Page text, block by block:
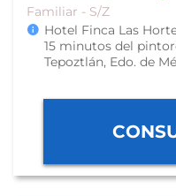
Familiar - S/Z
Hotel Finca Las
15 minutos del
Tepoztlán, Edo. de